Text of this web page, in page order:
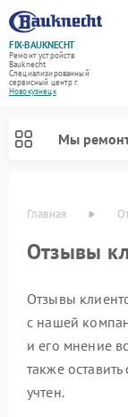
FIX-BAUKNECHT
Ремонт устройств
Bauknecht
Специализированный
cервисный центр г.
Новокузнецк
Мы
Главная
Отзывы
Отзывы
с нашей
и его мнение
также
учтен.